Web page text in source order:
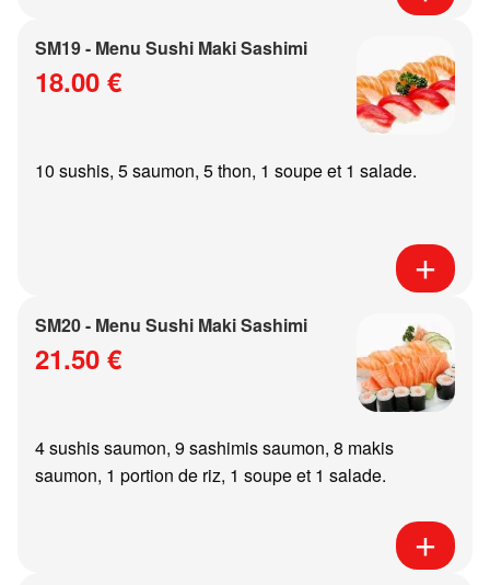
SM19 - Menu Sushi Maki Sashimi
18.00 €
10 sushis, 5 saumon, 5 thon, 1 soupe et 1 salade.
SM20 - Menu Sushi Maki Sashimi
21.50 €
4 sushis saumon, 9 sashimis saumon, 8 makis
saumon, 1 portion de riz, 1 soupe et 1 salade.